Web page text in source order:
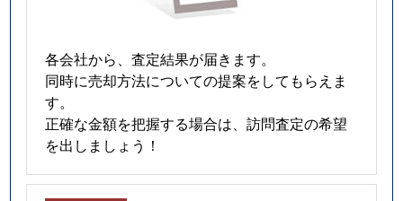
各会社から、査定結果が届きます。
同時に売却方法についての提案をしてもらえま
す。
正確な金額を把握する場合は、訪問査定の希望
を出しましょう！